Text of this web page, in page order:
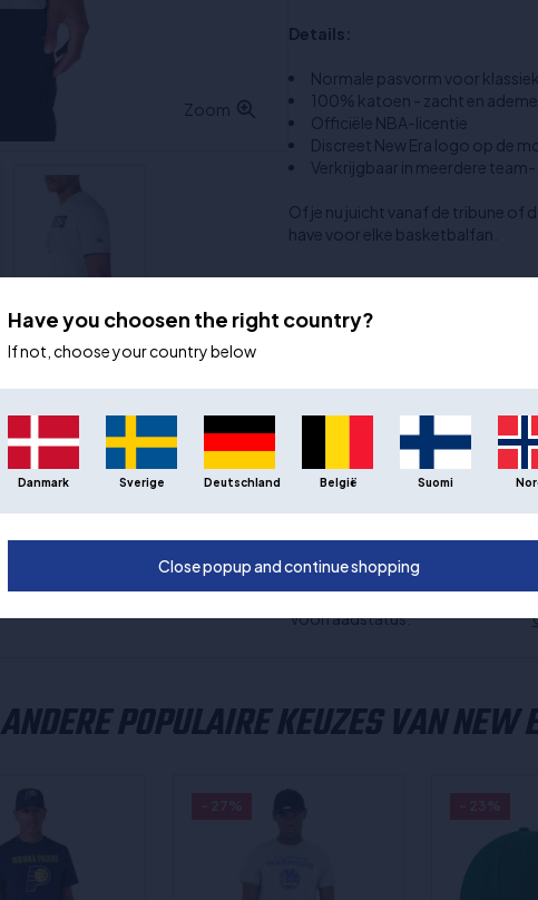
Zoom
Details:
Normale pasvorm voor
100% katoen - zacht en
Officiële NBA-licentie
Discreet New Era logo op de
Verkrijgbaar in meerdere
Of je nu juicht vanaf de tribune of
have voor elke basketbalfan.
Maat:
Leeftijdsgroep:
Trainingsmateriaal en uitrusting:
Subcategorie:
Type sport:
Speeloppervlak:
De competitie:
Speciale aanbiedingen:
Voorraadstatus:
ANDERE POPULAIRE KEUZES VAN NEW
Have you choosen the right country?
If not, choose your country below
Danmark Sverige Deutschland België Suomi
Close popup and continue shopping